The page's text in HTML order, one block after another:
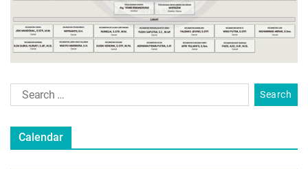
Calendar